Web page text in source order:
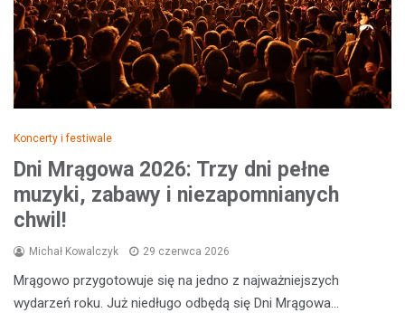
Koncerty i festiwale
Dni Mrągowa 2026: Trzy dni pełne
muzyki, zabawy i niezapomnianych
chwil!
Michał Kowalczyk 29 czerwca 2026
Mrągowo przygotowuje się na jedno z najważniejszych
wydarzeń roku. Już niedługo odbędą się Dni Mrągowa…